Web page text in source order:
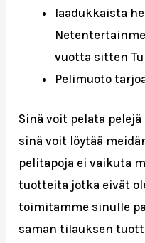
laadukkaista
vuotta sitten
Pelimuoto
Sinä voit pelata
sinä voit löytää
pelitapoja ei vaikuta
tuotteita jotka eivät
toimitamme sinulle
saman tilauksen